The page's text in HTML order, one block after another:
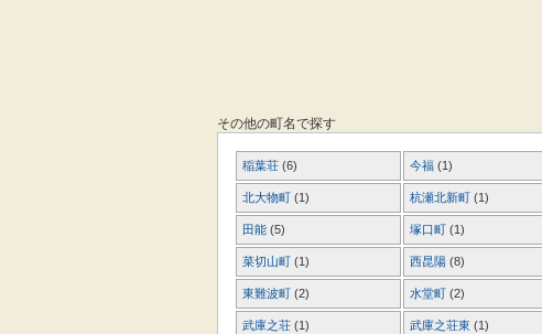
その他の町名で探す
稲葉荘 (6) 今福 (1)
北大物町 (1) 杭瀬北新町 (1)
田能 (5) 塚口町 (1)
菜切山町 (1) 西昆陽 (8)
東難波町 (2) 水堂町 (2)
武庫之荘 (1) 武庫之荘東 (1)